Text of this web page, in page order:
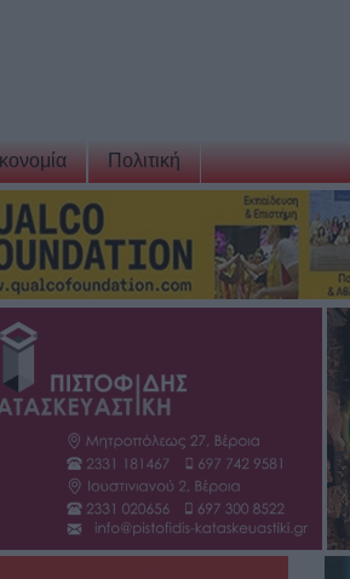
Πολιτική